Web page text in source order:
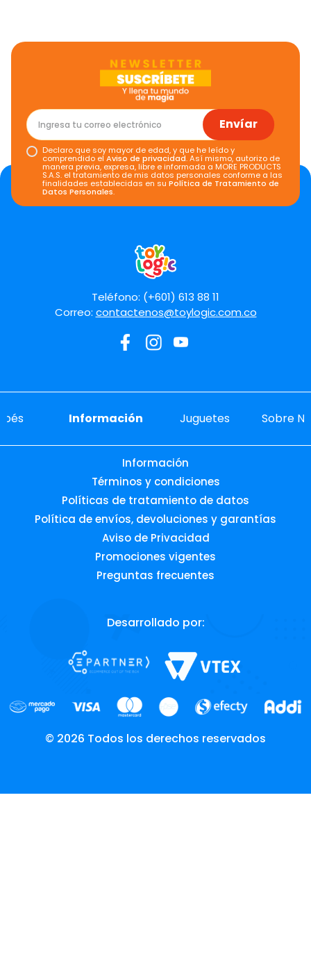
Envíar
Declaro que soy mayor de edad, y que he leído y
comprendido elAviso de privacidad. Así mismo, autorizo de
manera previa, expresa, libre e informada a MORE PRODUCTS
S.A.S. el tratamiento de mis datos personales conforme a las
finalidades establecidas en suPolítica de Tratamiento de
Datos Personales.
Teléfono: (+601) 613 88 11
Correo: contactenos@toylogic.com.co
Información Juguetes Sobre
Información
Términos y condiciones
Políticas de tratamiento de datos
Política de envíos, devoluciones y garantías
Aviso de Privacidad
Promociones vigentes
Preguntas frecuentes
Desarrollado por:
© 2026 Todos los derechos reservados